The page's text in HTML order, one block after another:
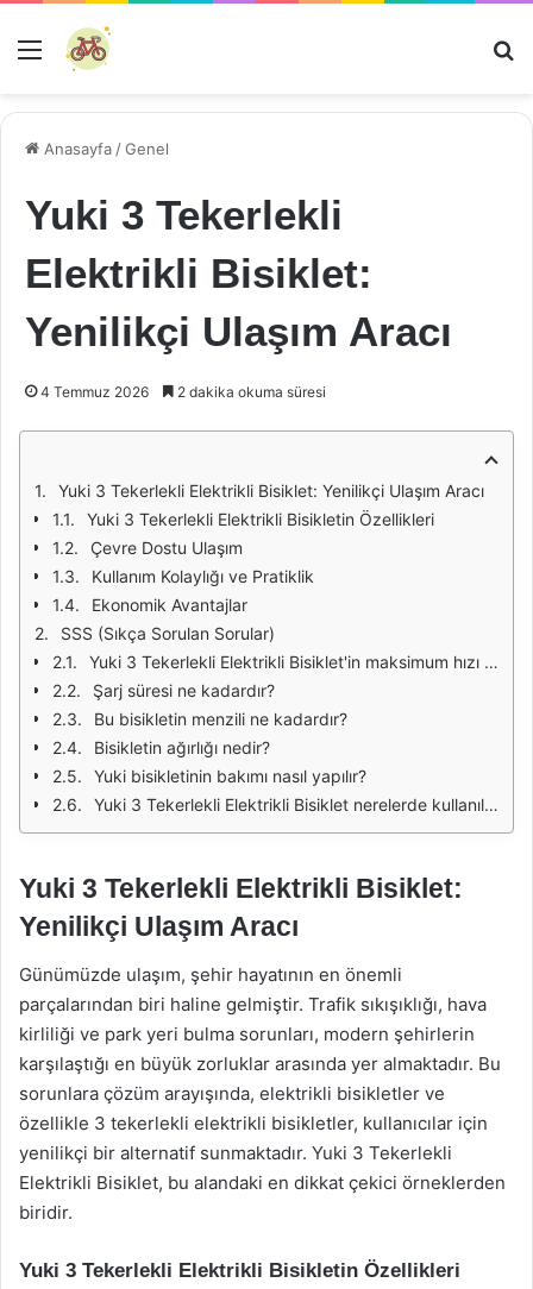
Menü
Anasayfa /Genel
Yuki 3 Tekerlekli
Elektrikli Bisiklet:
Yenilikçi Ulaşım Aracı
4 Temmuz 2026 2 dakika okuma süresi
Yuki 3 Tekerlekli Elektrikli Bisiklet: Yenilikçi Ulaşım Aracı
Yuki 3 Tekerlekli Elektrikli Bisikletin Özellikleri
Çevre Dostu Ulaşım
Kullanım Kolaylığı ve Pratiklik
Ekonomik Avantajlar
SSS (Sıkça Sorulan Sorular)
Yuki 3 Tekerlekli Elektrikli Bisiklet'in maksimum hızı nedir?
Şarj süresi ne kadardır?
Bu bisikletin menzili ne kadardır?
Bisikletin ağırlığı nedir?
Yuki bisikletinin bakımı nasıl yapılır?
Yuki 3 Tekerlekli Elektrikli Bisiklet nerelerde kullanılabilir?
Yuki 3 Tekerlekli Elektrikli Bisiklet:
Yenilikçi Ulaşım Aracı
Günümüzde ulaşım, şehir hayatının en önemli
parçalarından biri haline gelmiştir. Trafik sıkışıklığı, hava
kirliliği ve park yeri bulma sorunları, modern şehirlerin
karşılaştığı en büyük zorluklar arasında yer almaktadır. Bu
sorunlara çözüm arayışında, elektrikli bisikletler ve
özellikle 3 tekerlekli elektrikli bisikletler, kullanıcılar için
yenilikçi bir alternatif sunmaktadır. Yuki 3 Tekerlekli
Elektrikli Bisiklet, bu alandaki en dikkat çekici örneklerden
biridir.
Yuki 3 Tekerlekli Elektrikli Bisikletin Özellikleri